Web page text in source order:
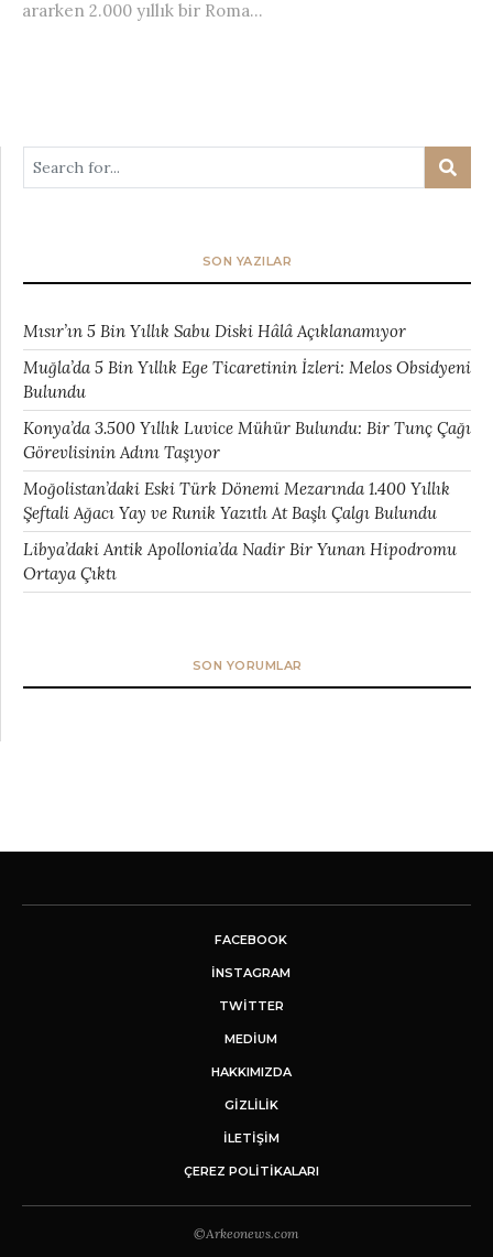
ararken 2.000 yıllık bir Roma...
SON YAZILAR
Mısır’ın 5 Bin Yıllık Sabu Diski Hâlâ Açıklanamıyor
Muğla’da 5 Bin Yıllık Ege Ticaretinin İzleri: Melos Obsidyeni
Bulundu
Konya’da 3.500 Yıllık Luvice Mühür Bulundu: Bir Tunç Çağı
Görevlisinin Adını Taşıyor
Moğolistan’daki Eski Türk Dönemi Mezarında 1.400 Yıllık
Şeftali Ağacı Yay ve Runik Yazıtlı At Başlı Çalgı Bulundu
Libya’daki Antik Apollonia’da Nadir Bir Yunan Hipodromu
Ortaya Çıktı
SON YORUMLAR
FACEBOOK
INSTAGRAM
TWITTER
MEDIUM
HAKKIMIZDA
GİZLİLİK
İLETIŞIM
ÇEREZ POLITIKALARI
©Arkeonews.com